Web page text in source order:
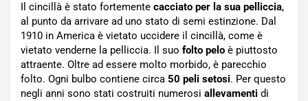
Il cincillà è stato fortemente cacciato per la sua pelliccia,
al punto da arrivare ad uno stato di semi estinzione. Dal
1910 in America è vietato uccidere il cincillà, come è
vietato venderne la pelliccia. Il suo folto pelo è piuttosto
attraente. Oltre ad essere molto morbido, è parecchio
folto. Ogni bulbo contiene circa 50 peli setosi. Per questo
negli anni sono stati costruiti numerosi allevamenti di